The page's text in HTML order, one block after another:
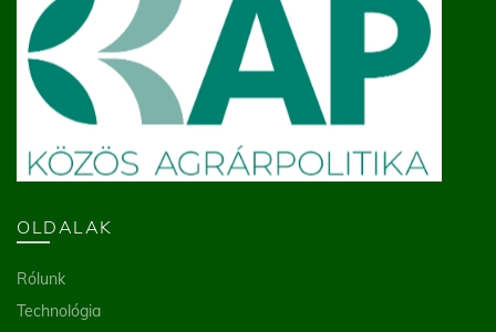
OLDALAK
Rólunk
Technológia